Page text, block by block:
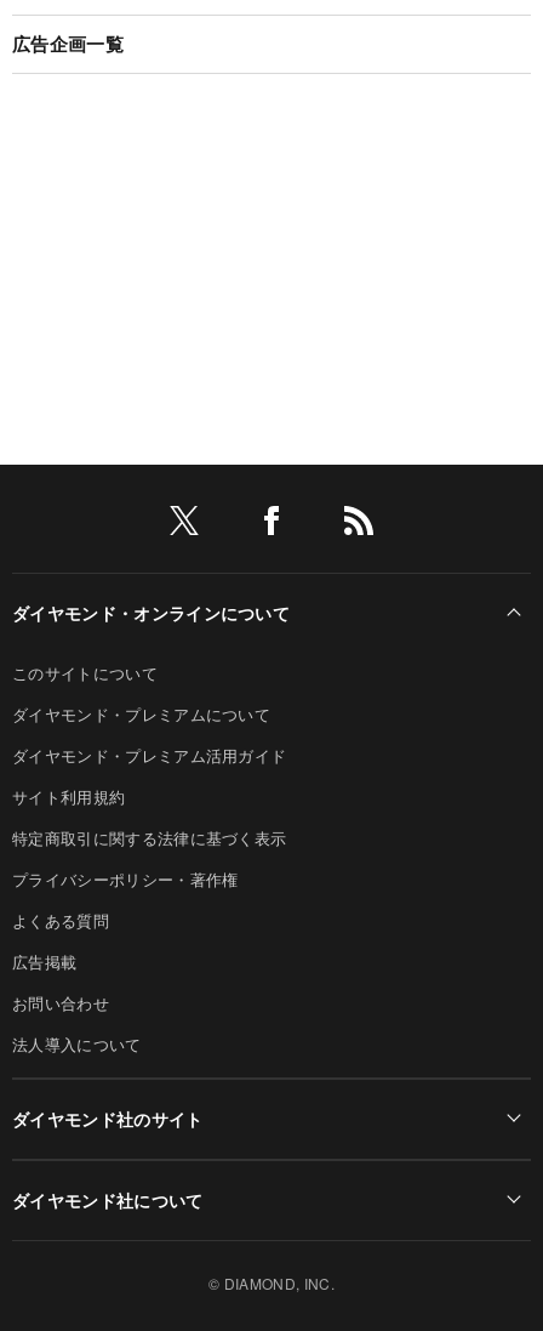
広告企画一覧
ダイヤモンド・オンラインについて
このサイトについて
ダイヤモンド・プレミアムについて
ダイヤモンド・プレミアム活用ガイド
サイト利用規約
特定商取引に関する法律に基づく表示
プライバシーポリシー・著作権
よくある質問
広告掲載
お問い合わせ
法人導入について
ダイヤモンド社のサイト
ダイヤモンド社について
© DIAMOND, INC.